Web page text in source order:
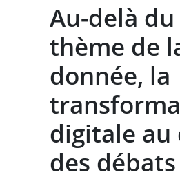
Au-delà du
thème de
donnée, la
digitale
des débats